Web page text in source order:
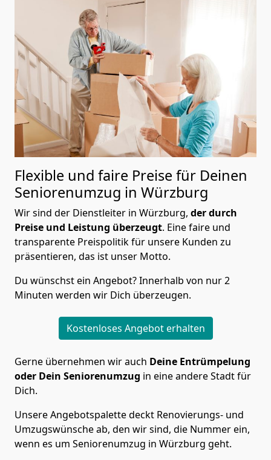
Flexible und faire Preise für Deinen
Seniorenumzug in Würzburg
Wir sind der Dienstleiter in Würzburg, der durch
Preise und Leistung überzeugt. Eine faire und
transparente Preispolitik für unsere Kunden zu
präsentieren, das ist unser Motto.
Du wünschst ein Angebot? Innerhalb von nur 2
Minuten werden wir Dich überzeugen.
Kostenloses Angebot erhalten
Gerne übernehmen wir auch Deine Entrümpelung
oder Dein Seniorenumzug in eine andere Stadt für
Dich.
Unsere Angebotspalette deckt Renovierungs- und
Umzugswünsche ab, den wir sind, die Nummer ein,
wenn es um Seniorenumzug in Würzburg geht.